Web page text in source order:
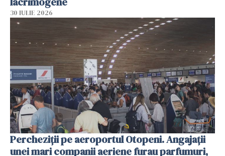
30 IULIE 2026
Percheziții pe aeroportul Otopeni. Angajații
unei mari companii aeriene furau parfumuri,